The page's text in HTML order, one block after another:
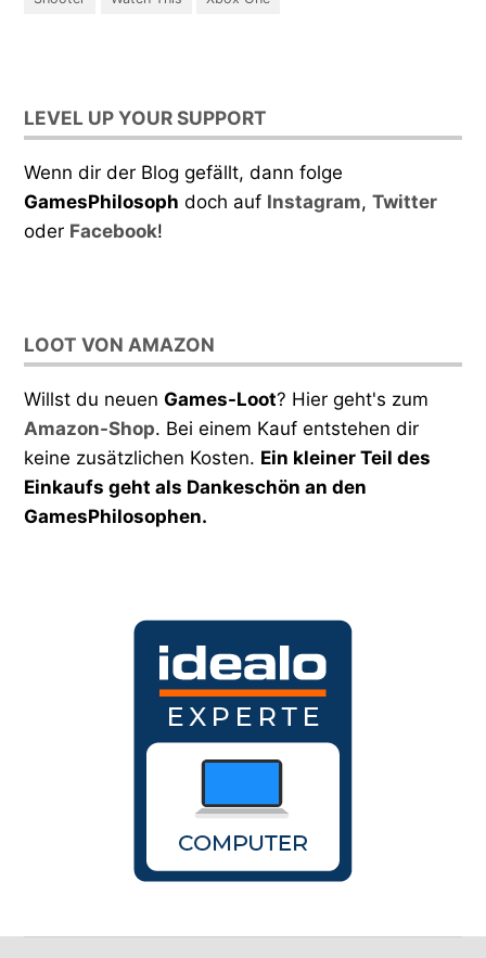
LEVEL UP YOUR SUPPORT
Wenn dir der Blog gefällt, dann folge
GamesPhilosoph doch auf Instagram,Twitter
oder Facebook!
LOOT VON AMAZON
Willst du neuenGames-Loot? Hier geht's zum
Amazon-Shop. Bei einem Kauf entstehen dir
keine zusätzlichen Kosten. Ein kleiner Teil des
Einkaufs geht als Dankeschön an den
GamesPhilosophen.